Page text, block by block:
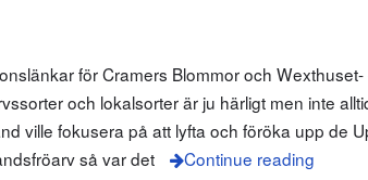
för Cramers Blommor och
och lokalsorter är ju härligt men inte
ville fokusera på att lyfta och föröka upp de
så var det
Continue reading